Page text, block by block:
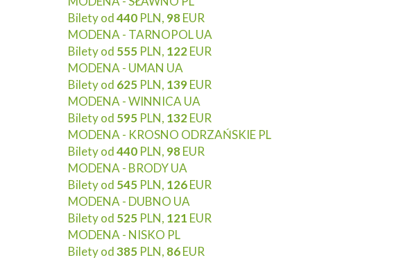
Bilety od440 PLN, 98EUR
MODENA - TARNOPOL UA
Bilety od 555 PLN, 122EUR
MODENA - UMAN UA
Bilety od 625 PLN, 139EUR
MODENA - WINNICA UA
Bilety od 595 PLN, 132EUR
MODENA - KROSNO ODRZAŃSKIE PL
Bilety od440 PLN, 98EUR
MODENA - BRODY UA
Bilety od 545 PLN, 126EUR
MODENA - DUBNO UA
Bilety od 525 PLN, 121 EUR
MODENA - NISKO PL
Bilety od385 PLN, 86EUR